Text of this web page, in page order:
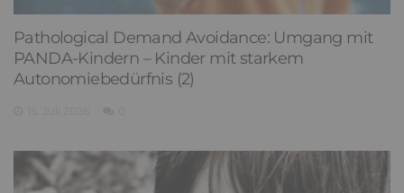
Pathological Demand Avoidance: Umgang mit
PANDA-Kindern – Kinder mit starkem
Autonomiebedürfnis (2)